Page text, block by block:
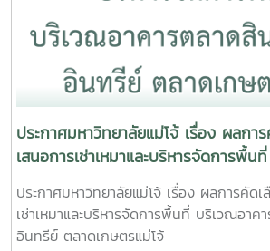
มหาวิทยาลัยแม่โจ้#กองบริหารงานทรัพย์สิน
พิเศษ_มหาวิทยาลัยแม่โจ้ #เห็ดขี้ควาย
ประกาศมหาวิทยาลัยแม่โจ้ เรื่อง ผลกา
เสนอการเช่าเหมาและบริหารจัดการพื้น
ตลาดสินค้าเกษตรอินทรีย์ ตลาดเกษตรแ
ประกาศมหาวิทยาลัยแม่โจ้ เรื่อง ผลการคัด
เช่าเหมาและบริหารจัดการพื้นที่ บริเวณอาค
อินทรีย์ ตลาดเกษตรแม่โจ้